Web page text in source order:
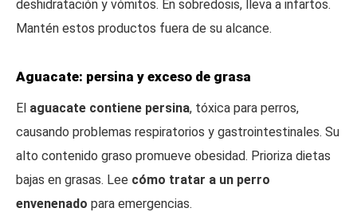
deshidratación y vómitos. En sobredosis, lleva a infartos.
Mantén estos productos fuera de su alcance.
Aguacate: persina y exceso de grasa
El aguacate contiene persina, tóxica para perros,
causando problemas respiratorios y gastrointestinales. Su
alto contenido graso promueve obesidad. Prioriza dietas
bajas en grasas. Lee cómo tratar a un perro
envenenado para emergencias.